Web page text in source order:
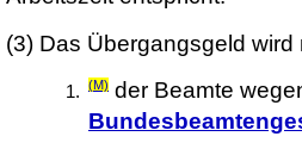
(3) Das Übergangsgeld wird
(M) der Beamte